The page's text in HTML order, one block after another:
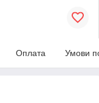
Оплата Умови